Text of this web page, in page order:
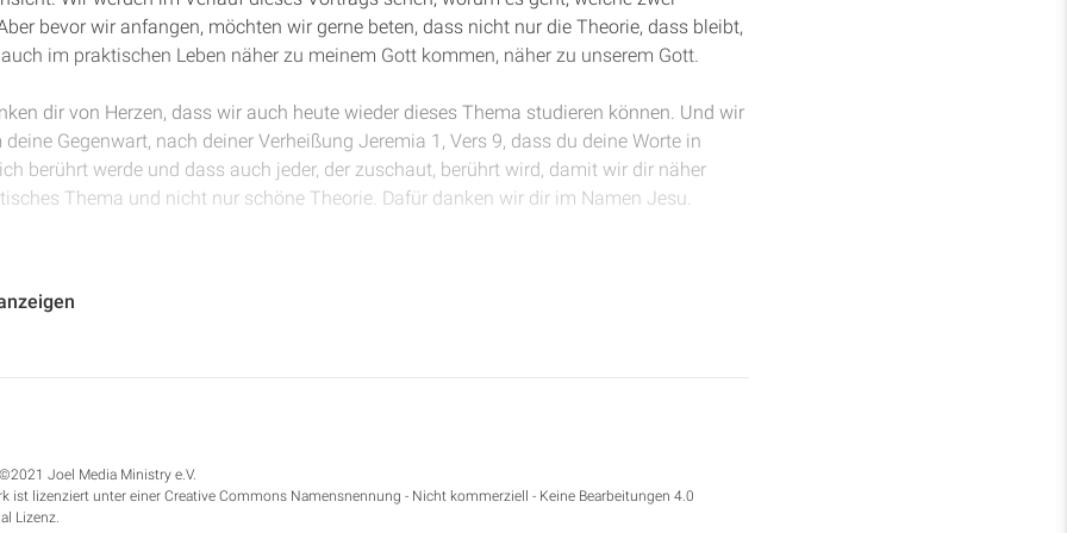
bevor wir anfangen, möchten wir gerne beten, dass nicht nur die Theorie, dass bleibt,
im praktischen Leben näher zu meinem Gott kommen, näher zu unserem Gott.
dir von Herzen, dass wir auch heute wieder dieses Thema studieren können. Und wir
Gegenwart, nach deiner Verheißung Jeremia 1, Vers 9, dass du deine Worte in
berührt werde und dass auch jeder, der zuschaut, berührt wird, damit wir dir näher
Thema und nicht nur schöne Theorie. Dafür danken wir dir im Namen Jesu.
das gute alte Corona-Virus. Naja, ob es gut ist, sei mal dahingestellt. Aber egal, wo
weiteren Vorträgen sehen, warum genau und was das auch mit uns bewirken sollte.
ich mit euch einen Text lesen zum Einstieg in Johannes 20, Vers 4, 6 und 7. In
Joel Media Ministry e.V.
ist lizenziert unter einer Creative Commons Namensnennung - Nicht kommerziell - Keine Bearbeitungen 4.0
Lizenz.